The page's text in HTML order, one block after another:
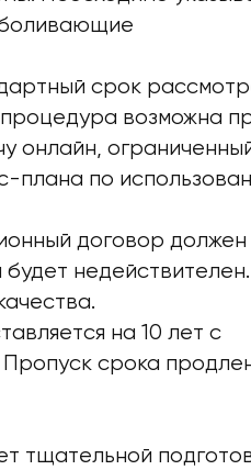
срок
возможна
онлайн,
плана по
договор должен
на 10 лет с
срока
тщательной